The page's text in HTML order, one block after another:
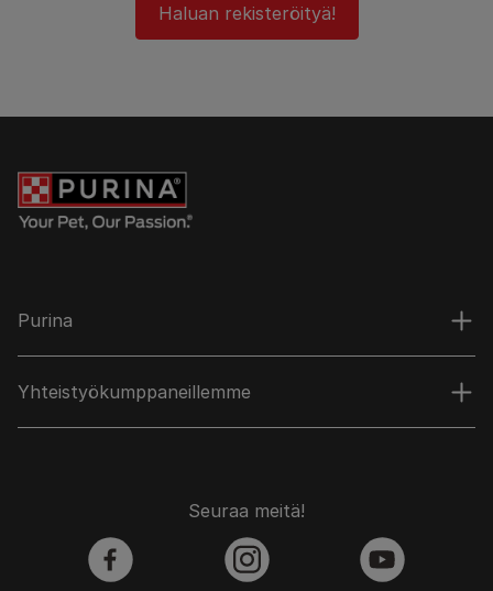
Haluan rekisteröityä!
Purina
Yhteistyökumppaneillemme
Seuraa meitä!
facebook instagram youtube